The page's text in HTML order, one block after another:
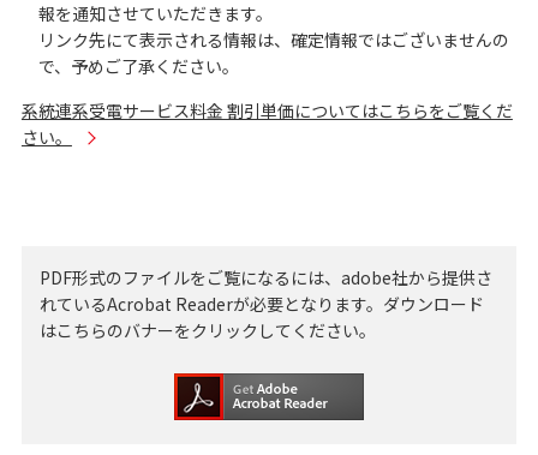
報を通知させていただきます。
リンク先にて表示される情報は、確定情報ではございませんの
で、予めご了承ください。
系統連系受電サービス料金 割引単価についてはこちらをご覧くだ
さい。
PDF形式のファイルをご覧になるには、adobe社から提供さ
れているAcrobat Readerが必要となります。ダウンロード
はこちらのバナーをクリックしてください。